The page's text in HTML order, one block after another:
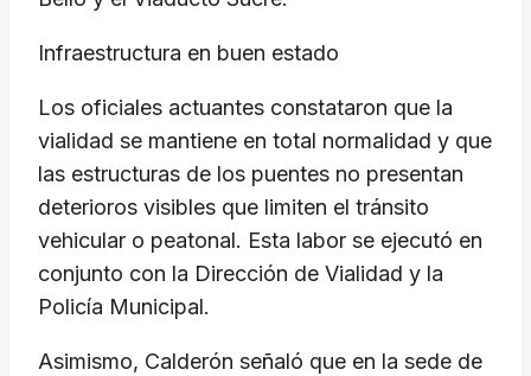
Infraestructura en buen estado
Los oficiales actuantes constataron que la
vialidad se mantiene en total normalidad y que
las estructuras de los puentes no presentan
deterioros visibles que limiten el tránsito
vehicular o peatonal. Esta labor se ejecutó en
conjunto con la Dirección de Vialidad y la
Policía Municipal.
Asimismo, Calderón señaló que en la sede de